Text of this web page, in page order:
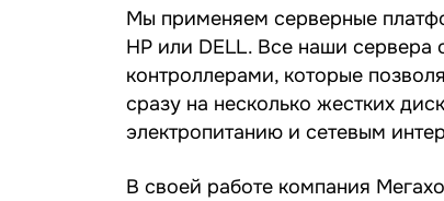
Мы применяем серверные
HP или DELL. Все наши
контроллерами, которые
сразу на несколько жестких
электропитанию и сетевым
В своей работе компания